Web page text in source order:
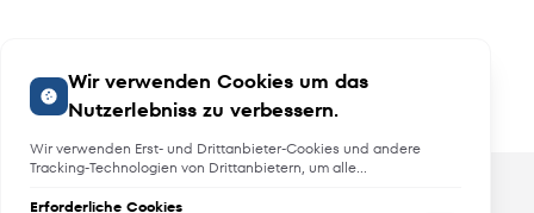
Wir verwenden Cookies um das
Nutzerlebniss zu verbessern.
Wir verwenden Erst- und Drittanbieter-Cookies und andere
Tracking-Technologien von Drittanbietern, um alle
Sie anzupassen, Analysen durchzuführen und personalisierte
Erforderliche Cookies